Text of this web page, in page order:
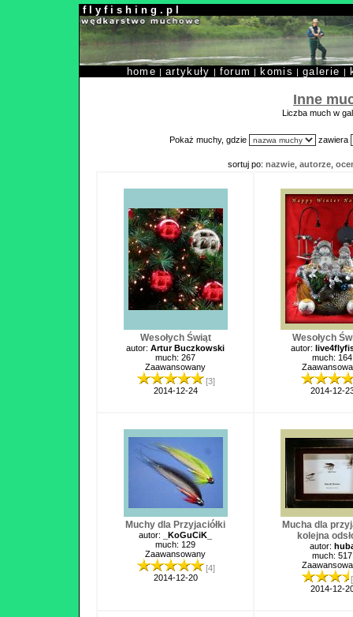
f l y f i s h i n g . p l
home |artykuły | forum | komis |galerie |
Inne
Liczba much w
Pokaż muchy, gdzie zawiera
sortuj po: nazwie autorze
Wesołych Świąt
autor: Artur Buczkowski
much: 267
Zaawansowany
[3]
2014-12-24
Wesołych
autor:
much: 164
2014-12-
Muchy dla Przyjaciółki
autor:
_KoGuCiK_
much: 129
Zaawansowany
[4]
2014-12-20
Mucha dla
kolejna
autor:
much: 517
2014-12-